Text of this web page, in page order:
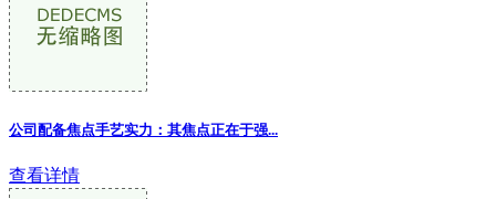
公司配备焦点手艺实力：其焦点正在于强...
查看详情